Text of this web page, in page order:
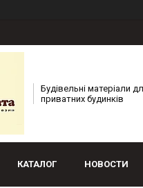
Будівельні матеріали
приватних будинків
КАТАЛОГ НОВОСТИ